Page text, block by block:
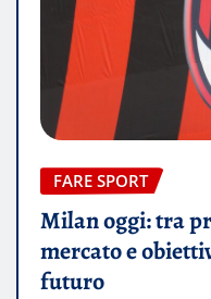
FARE SPORT
Milan oggi: tra
mercato e
futuro